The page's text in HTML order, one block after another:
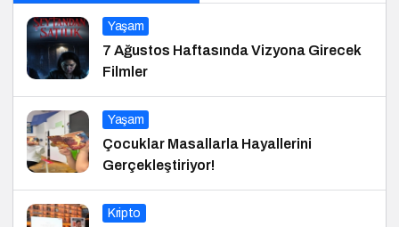
Yaşam
7 Ağustos Haftasında Vizyona Girecek
Filmler
Yaşam
Çocuklar Masallarla Hayallerini
Gerçekleştiriyor!
Kripto